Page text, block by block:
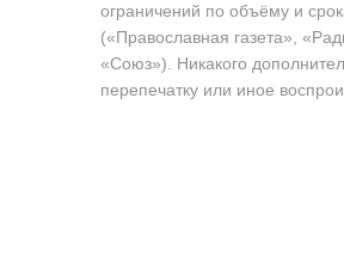
ограничений по объёму и
(«Православная газета»,
«Союз»). Никакого
перепечатку или иное